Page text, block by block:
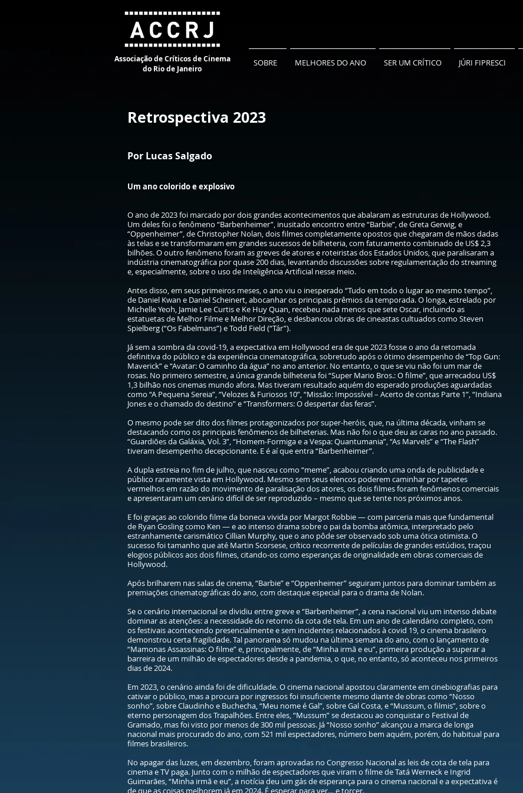
Associação de Críticos de Cinema
do Rio de Janeiro
SOBRE MELHORES DO ANO SER UM CRÍTICO JÚRI FIPRESCI
Retrospectiva 2023
Por Lucas Salgado
Um ano colorido e explosivo
O ano de 2023 foi marcado por dois grandes acontecimentos que abalaram as estruturas de Hollywood.
Um deles foi o fenômeno “Barbenheimer”, inusitado encontro entre “Barbie”, de Greta Gerwig, e
“Oppenheimer”, de Christopher Nolan, dois filmes completamente opostos que chegaram de mãos dadas
às telas e se transformaram em grandes sucessos de bilheteria, com faturamento combinado de US$ 2,3
bilhões. O outro fenômeno foram as greves de atores e roteiristas dos Estados Unidos, que paralisaram a
indústria cinematográfica por quase 200 dias, levantando discussões sobre regulamentação do streaming
e, especialmente, sobre o uso de Inteligência Artificial nesse meio.
Antes disso, em seus primeiros meses, o ano viu o inesperado “Tudo em todo o lugar ao mesmo tempo”,
de Daniel Kwan e Daniel Scheinert, abocanhar os principais prêmios da temporada. O longa, estrelado por
Michelle Yeoh, Jamie Lee Curtis e Ke Huy Quan, recebeu nada menos que sete Oscar, incluindo as
estatuetas de Melhor Filme e Melhor Direção, e desbancou obras de cineastas cultuados como Steven
Spielberg (“Os Fabelmans”) e Todd Field (“Tár”).
Já sem a sombra da covid-19, a expectativa em Hollywood era de que 2023 fosse o ano da retomada
definitiva do público e da experiência cinematográfica, sobretudo após o ótimo desempenho de “Top Gun:
Maverick” e “Avatar: O caminho da água” no ano anterior. No entanto, o que se viu não foi um mar de
rosas. No primeiro semestre, a única grande bilheteria foi “Super Mario Bros.: O filme”, que arrecadou US$
1,3 bilhão nos cinemas mundo afora. Mas tiveram resultado aquém do esperado produções aguardadas
como “A Pequena Sereia”, “Velozes & Furiosos 10”, “Missão: Impossível – Acerto de contas Parte 1”, “Indiana
Jones e o chamado do destino” e “Transformers: O despertar das feras”.
O mesmo pode ser dito dos filmes protagonizados por super-heróis, que, na última década, vinham se
destacando como os principais fenômenos de bilheterias. Mas não foi o que deu as caras no ano passado.
“Guardiões da Galáxia, Vol. 3”, “Homem-Formiga e a Vespa: Quantumania”, “As Marvels” e “The Flash”
tiveram desempenho decepcionante. E é aí que entra “Barbenheimer”.
A dupla estreia no fim de julho, que nasceu como “meme”, acabou criando uma onda de publicidade e
público raramente vista em Hollywood. Mesmo sem seus elencos poderem caminhar por tapetes
vermelhos em razão do movimento de paralisação dos atores, os dois filmes foram fenômenos comerciais
e apresentaram um cenário difícil de ser reproduzido – mesmo que se tente nos próximos anos.
E foi graças ao colorido filme da boneca vivida por Margot Robbie — com parceria mais que fundamental
de Ryan Gosling como Ken — e ao intenso drama sobre o pai da bomba atômica, interpretado pelo
estranhamente carismático Cillian Murphy, que o ano pôde ser observado sob uma ótica otimista. O
sucesso foi tamanho que até Martin Scorsese, crítico recorrente de películas de grandes estúdios, traçou
elogios públicos aos dois filmes, citando-os como esperanças de originalidade em obras comerciais de
Hollywood.
Após brilharem nas salas de cinema, “Barbie” e “Oppenheimer” seguiram juntos para dominar também as
premiações cinematográficas do ano, com destaque especial para o drama de Nolan.
Se o cenário internacional se dividiu entre greve e “Barbenheimer”, a cena nacional viu um intenso debate
dominar as atenções: a necessidade do retorno da cota de tela. Em um ano de calendário completo, com
os festivais acontecendo presencialmente e sem incidentes relacionados à covid 19, o cinema brasileiro
demonstrou certa fragilidade. Tal panorama só mudou na última semana do ano, com o lançamento de
“Mamonas Assassinas: O filme” e, principalmente, de “Minha irmã e eu”, primeira produção a superar a
barreira de um milhão de espectadores desde a pandemia, o que, no entanto, só aconteceu nos primeiros
dias de 2024.
Em 2023, o cenário ainda foi de dificuldade. O cinema nacional apostou claramente em cinebiografias para
cativar o público, mas a procura por ingressos foi insuficiente mesmo diante de obras como “Nosso
sonho”, sobre Claudinho e Buchecha, “Meu nome é Gal”, sobre Gal Costa, e “Mussum, o filmis”, sobre o
eterno personagem dos Trapalhões. Entre eles, “Mussum” se destacou ao conquistar o Festival de
Gramado, mas foi visto por menos de 300 mil pessoas. Já “Nosso sonho” alcançou a marca de longa
nacional mais procurado do ano, com 521 mil espectadores, número bem aquém, porém, do habitual para
filmes brasileiros.
No apagar das luzes, em dezembro, foram aprovadas no Congresso Nacional as leis de cota de tela para
cinema e TV paga. Junto com o milhão de espectadores que viram o filme de Tatá Werneck e Ingrid
Guimarães, “Minha irmã e eu”, a notícia deu um gás de esperança para o cinema nacional e a expectativa é
de que as coisas melhorem já em 2024. É esperar para ver… e torcer.